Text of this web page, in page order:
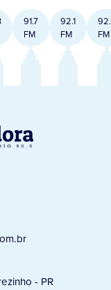
91.7
FM
92.1
FM
FM
- PR